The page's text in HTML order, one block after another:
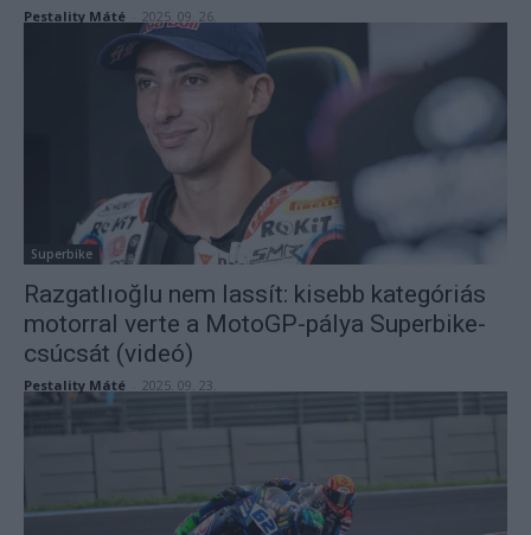
Pestality Máté 2025. 09. 26.
Superbike
Razgatlıoğlu nem lassít: kisebb kategóriás
motorral verte a MotoGP-pálya Superbike-
csúcsát (videó)
Pestality Máté 2025. 09. 23.